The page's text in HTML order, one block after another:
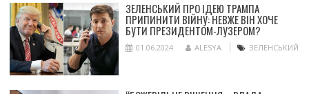
ЗЕЛЕНСЬКИЙ ПРО ІДЕЮ ТРАМПА
ПРИПИНИТИ ВІЙНУ: НЕВЖЕ ВІН ХОЧЕ
БУТИ ПРЕЗИДЕНТОМ-ЛУЗЕРОМ?
01.06.2024 ALESYA ЗЕЛЕНСЬКИЙ